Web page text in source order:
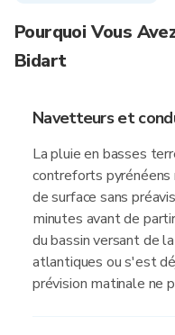
Pourquoi Vous
Bidart
Navetteurs et
La pluie en basses
contreforts
de surface sans
minutes avant de
du bassin versant de
atlantiques ou s'est
prévision matinale ne